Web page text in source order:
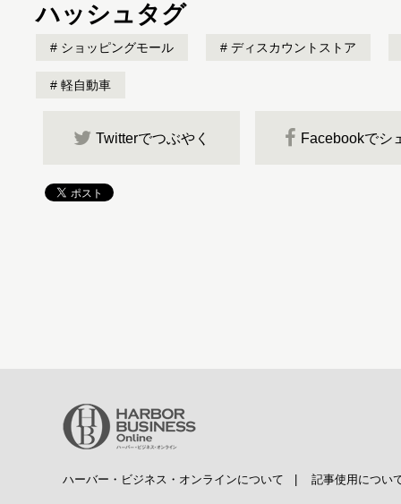
ハッシュタグ
ショッピングモール ディスカウントストア
軽自動車
Twitterでつぶやく Facebookでシ
ハーバー・ビジネス・オンラインについて 記事使用につい